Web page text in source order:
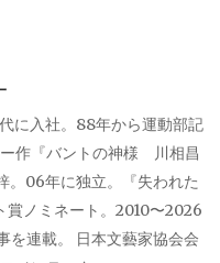
に入社。88年から運動部記
作『バントの神様 川相昌
。06年に独立。『失われた
賞ノミネート。2010〜2026
を連載。 日本文藝家協会会